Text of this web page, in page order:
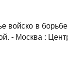
войско в
- Москва :